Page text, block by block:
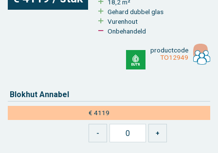
18,2 m²
Ge­hard dub­bel glas
Vu­ren­hout
On­be­han­deld
product­code
TO12949
Blok­hut An­na­bel
€ 4119